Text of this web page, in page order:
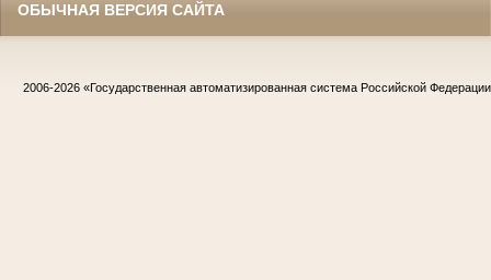
ОБЫЧНАЯ ВЕРСИЯ САЙТА
2006-2026 «Государственная автоматизированная система Российской